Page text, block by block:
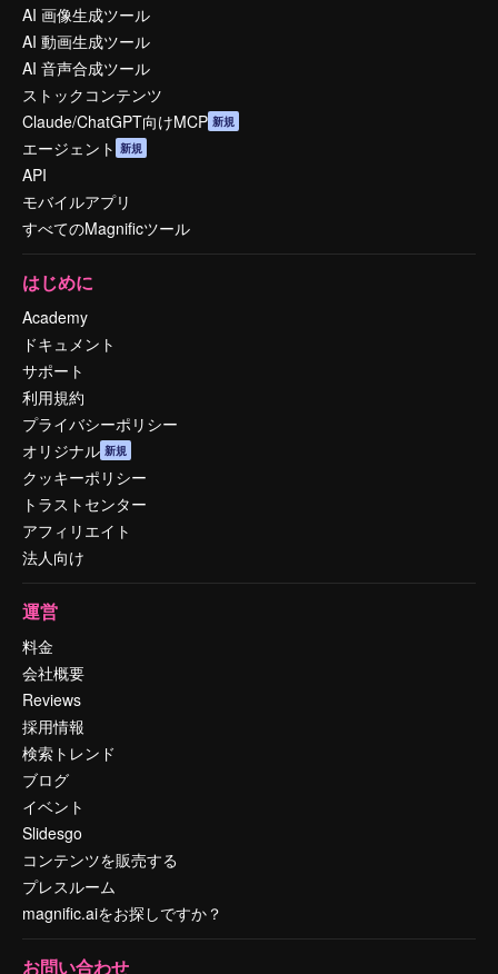
AI 画像生成ツール
AI 動画生成ツール
AI 音声合成ツール
ストックコンテンツ
Claude/ChatGPT向けMCP 新規
エージェント 新規
API
モバイルアプリ
すべてのMagnificツール
はじめに
Academy
ドキュメント
サポート
利用規約
プライバシーポリシー
オリジナル 新規
クッキーポリシー
トラストセンター
アフィリエイト
法人向け
運営
料金
会社概要
Reviews
採用情報
検索トレンド
ブログ
イベント
Slidesgo
コンテンツを販売する
プレスルーム
magnific.aiをお探しですか？
お問い合わせ